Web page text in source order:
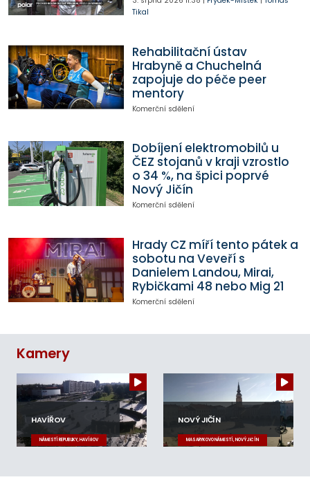
Tikal
Rehabilitační ústav
Hrabyně a Chuchelná
zapojuje do péče peer
mentory
Komerční sdělení
Dobíjení elektromobilů u
ČEZ stojanů v kraji vzrostlo
o 34 %, na špici poprvé
Nový Jičín
Komerční sdělení
Hrady CZ míří tento pátek a
sobotu na Veveří s
Danielem Landou, Mirai,
Rybičkami 48 nebo Mig 21
Komerční sdělení
Kamery
HAVÍŘOV
NÁMĚSTÍ REPUBLIKY, HAVÍŘOV
NOVÝ JIČÍN
MASARYKOVO NÁMĚSTÍ, NOVÝ JIČÍN